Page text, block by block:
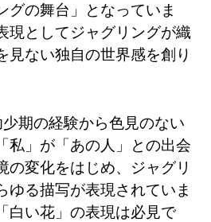
グの舞台」となっていま
現としてジャグリングが織
見ない独自の世界感を創り
期の経験から色見のない
私」が「あの人」との出会
の変化をはじめ、ジャグリ
ゆる描写が表現されていま
白い花」の表現は必見で